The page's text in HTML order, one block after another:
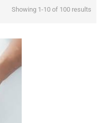
Showing 1-10 of 100 results